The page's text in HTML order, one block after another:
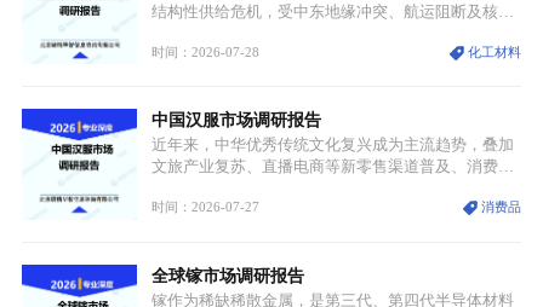
结构性供给危机，受中东地缘冲突、航运阻断及核心
停产，行业长期维持寡头垄断的供应链格局彻底瓦
价无市”的供给真空，并沿高频覆铜板、PCB电路板向
AI服务器、5G基站等高端电子终端持续传导，全产业
链生产、成本、交付均承受巨大压力。
时间：2026-07-28 化工材料
中国汉服市场调研报告
近年来，中华优秀传统文化复兴成为主流趋势，叠加
文旅产业复苏、直播电商等新零售渠道普及、消费群
服不再局限于传统节日、古风活动等小众场景，逐步
重要载体。同时，行业标准落地、生产技术升级、原
创设计能力提升，进一步夯实产业发展根基，吸引传
时间：2026-07-27 消费品
全球镓市场调研报告
镓作为稀缺稀散金属，是第三代、第四代半导体材料